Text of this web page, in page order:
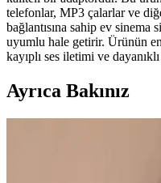
telefonlar, MP3 çalarlar ve
bağlantısına sahip ev sinema
uyumlu hale getirir. Ürünün
kayıplı ses iletimi ve
Ayrıca Bakınız